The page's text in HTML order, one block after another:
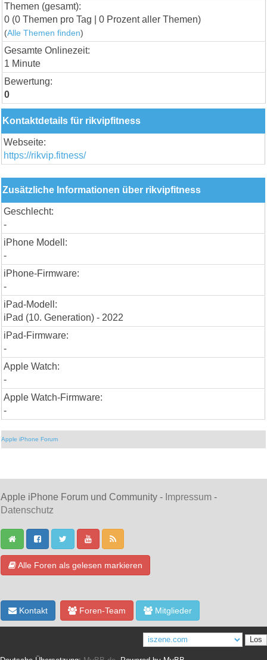
Themen (gesamt):
0 (0 Themen pro Tag | 0 Prozent aller Themen)
(Alle Themen finden)
Gesamte Onlinezeit:
1 Minute
Bewertung:
0
Kontaktdetails für rikvipfitness
Webseite:
https://rikvip.fitness/
Zusätzliche Informationen über rikvipfitness
Geschlecht:
-
iPhone Modell:
-
iPhone-Firmware:
-
iPad-Modell:
iPad (10. Generation) - 2022
iPad-Firmware:
-
Apple Watch:
-
Apple Watch-Firmware:
-
Apple iPhone Forum
Apple iPhone Forum und Community - Impressum -
Datenschutz
Alle Foren als gelesen markieren
Kontakt Foren-Team Mitglieder